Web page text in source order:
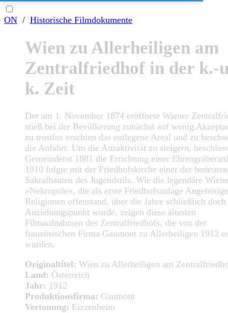
ON / Historische Filmdokumente
Wien zu Allerheiligen am
Zentralfriedhof in der k.-
k. Zeit
Der am 1. November 1874 eröffnete Wiener
stieß bei der Bevölkerung zunächst auf wenig
zu trostlos erschien das entlegene Areal und zu
die Anfahrt. Um die Attraktivität zu steigern,
Gemeinderat 1881 die Errichtung einer
1910 folgte mit der Friedhofskirche einer der
Sakralbauten des Jugendstils. Wie die legendäre
»Nekropole«, die als erste Friedhofsanlage
Religionen offenstand, über die Jahre schließlich
Anziehungspunkt wurde, zeigen diese ältesten
Filmaufnahmen des Zentralfriedhofs, die von der
französischen Firma Gaumont zu Allerheiligen 1912
wurden.
Originaltitel: Wien zu Allerheiligen am
Land: Österreich
Jahr: 1912
Produktionsfirma: Gaumont
Vertonung: Eizzenheim